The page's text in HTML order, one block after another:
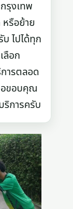
รุงเทพ
รือย้าย
ไปได้ทุก
ลือก
ารตลอด
อขอบคุณ
ริการครับ